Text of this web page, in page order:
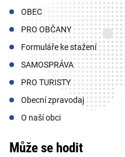
OBEC
PRO OBČANY
Formuláře ke stažení
SAMOSPRÁVA
PRO TURISTY
Obecní zpravodaj
O naší obci
Může se hodit